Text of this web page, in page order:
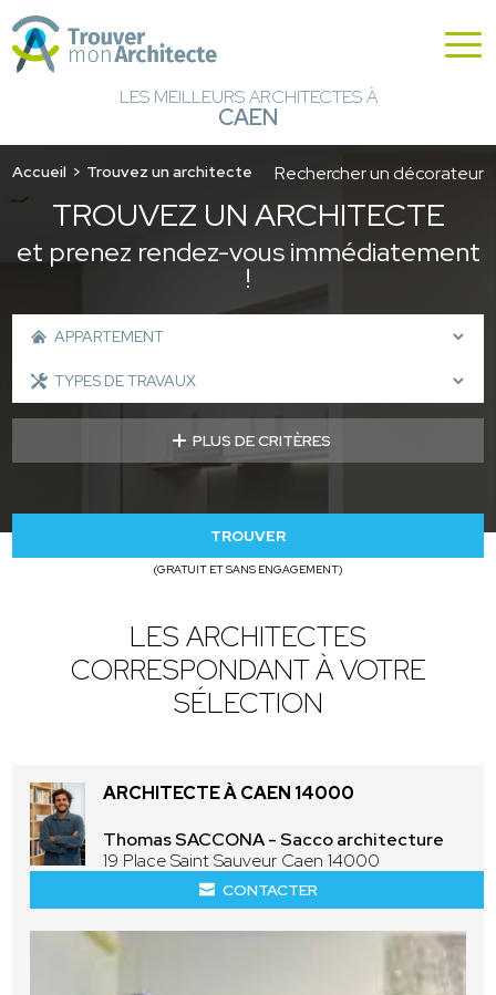
LES MEILLEURS ARCHITECTES À
CAEN
Accueil Trouvez un architecte Rechercher un décorateur
TROUVEZ UN ARCHITECTE
et prenez rendez-vous immédiatement
!
PLUS DE CRITÈRES
TROUVER
(GRATUIT ET SANS ENGAGEMENT)
LES ARCHITECTES
CORRESPONDANT À VOTRE
SÉLECTION
ARCHITECTE À CAEN 14000
Thomas SACCONA - Sacco architecture
19 Place Saint Sauveur Caen 14000
CONTACTER